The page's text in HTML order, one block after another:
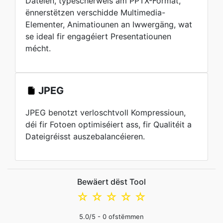
ënnerstëtzen verschidde Multimedia-
Elementer, Animatiounen an Iwwergäng, wat
se ideal fir engagéiert Presentatiounen
mécht.
JPEG
JPEG benotzt verloschtvoll Kompressioun,
déi fir Fotoen optimiséiert ass, fir Qualitéit a
Dateigréisst auszebalancéieren.
Bewäert dëst Tool
☆
☆
☆
☆
☆
5.0/5 - 0 ofstëmmen